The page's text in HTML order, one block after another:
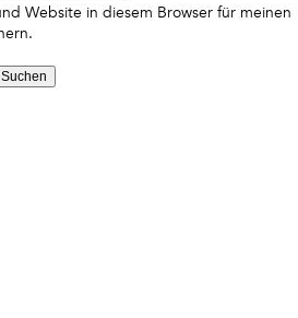
Website in diesem Browser für meinen